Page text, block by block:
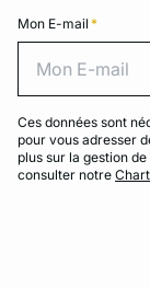
Mon E-mail *
Ces données sont
pour vous adresser
plus sur la gestion
consulter notre